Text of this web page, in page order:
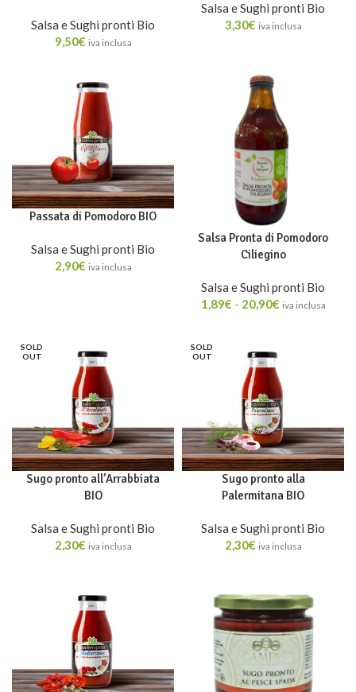
Salsa e Sughi pronti Bio
9,50€ iva inclusa
Salsa e Sughi pronti Bio
3,30€ iva inclusa
Passata di Pomodoro BIO
Salsa e Sughi pronti Bio
2,90€ iva inclusa
Salsa Pronta di Pomodoro
Ciliegino
Salsa e Sughi pronti Bio
1,89€ - 20,90€ iva inclusa
SOLD
OUT
Sugo pronto all’Arrabbiata
BIO
Salsa e Sughi pronti Bio
2,30€ iva inclusa
SOLD
OUT
Sugo pronto alla
Palermitana BIO
Salsa e Sughi pronti Bio
2,30€ iva inclusa